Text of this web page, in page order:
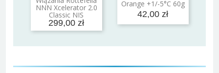
NNN Xcelerator 2.0
Classic NIS
299,00 zł
Dodaj do koszyka Orange +1/-5°C 60g
42,00 zł